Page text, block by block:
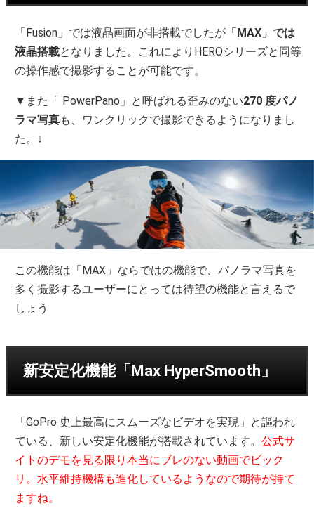
「Fusion」では液晶画面が非搭載でしたが 「MAX」では
液晶搭載となりました。これによりHEROシリーズと同等
の操作感で撮影することが可能です。
▼また「 PowerPano」と呼ばれる歪みのない270 度パノ
ラマ写真も、ワンクリックで撮影できるようになりまし
た。↓
この機能は「MAX」ならではの機能で、パノラマ写真を
多く撮影するユーザーにとっては待望の機能と言えるで
しょう
新安定化機能「Max HyperSmooth」
「GoPro 史上最高にスムーズなビデオを実現」と謳われ
ている、新しい安定化機能が搭載されています。公式サ
イトのデモを見る限り本当にブレのない動画でビック
リ。水平維持機構も進化しているようなので期待が持て
ますね。